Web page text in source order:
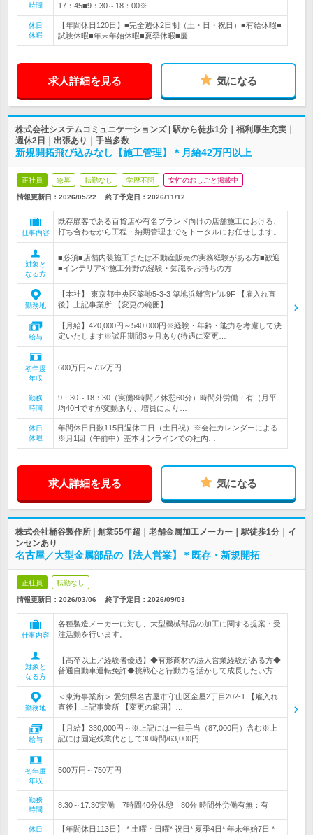
時間
17：45■9：30～18：00※…
休日
休暇
【年間休日120日】■完全週休2日制（土・日・祝日）■有給休暇■
試験休暇■年末年始休暇■夏季休暇■慶…
求人詳細を見る 気になる
株式会社システムコミュニケーションズ | 駅から徒歩1分｜福利厚生充実｜
週休2日｜出張あり｜手当多数
新規開拓飛び込みなし【施工管理】＊月給42万円以上
正社員 急募 転勤なし 学歴不問 女性のおしごと掲載中
情報更新日：2026/05/22 終了予定日： 2026/11/12
仕事内容
既存顧客である百貨店や有名ブランド向けの店舗施工における、
打ち合わせから工程・納期管理までをトータルにお任せします。
対象と
なる方
■必須■店舗内装施工または不動産販売の実務経験がある方■歓迎
■インテリアや施工分野の経験・知識をお持ちの方
勤務地
【本社】 東京都中央区築地5-3-3 築地浜離宮ビル9F 【雇入れ直
後】上記事業所 【変更の範囲】…
給与
【月給】420,000円～540,000円※経験・年齢・能力を考慮して決
定いたします※試用期間3ヶ月あり(待遇に変更…
初年度
年収
600万円～732万円
勤務
時間
9：30～18：30（実働8時間／休憩60分）時間外労働：有（月平
均40Hですが変動あり、増員により…
休日
休暇
年間休日日数115日週休二日（土日祝）※会社カレンダーによる
※月1回（午前中）基本オンラインでの社内…
求人詳細を見る 気になる
株式会社桶谷製作所 | 創業55年超｜老舗金属加工メーカー｜駅徒歩1分｜イ
ンセンあり
名古屋／大型金属部品の【法人営業】＊既存・新規開拓
正社員 転勤なし
情報更新日：2026/03/06 終了予定日： 2026/09/03
仕事内容
各種製造メーカーに対し、大型機械部品の加工に関する提案・受
注活動を行います。
対象と
なる方
【高卒以上／経験者優遇】◆有形商材の法人営業経験がある方◆
普通自動車運転免許◆挑戦心と行動力を活かして成長したい方
勤務地
＜東海事業所＞ 愛知県名古屋市守山区金屋2丁目202-1 【雇入れ
直後】上記事業所 【変更の範囲】…
給与
【月給】330,000円～※上記には一律手当（87,000円）含む※上
記には固定残業代として30時間/63,000円…
初年度
年収
500万円～750万円
勤務
時間
8:30～17:30実働 7時間40分休憩 80分 時間外労働有無：有
休日 【年間休日113日】 * 土曜・日曜* 祝日* 夏季4日* 年末年始7日 *